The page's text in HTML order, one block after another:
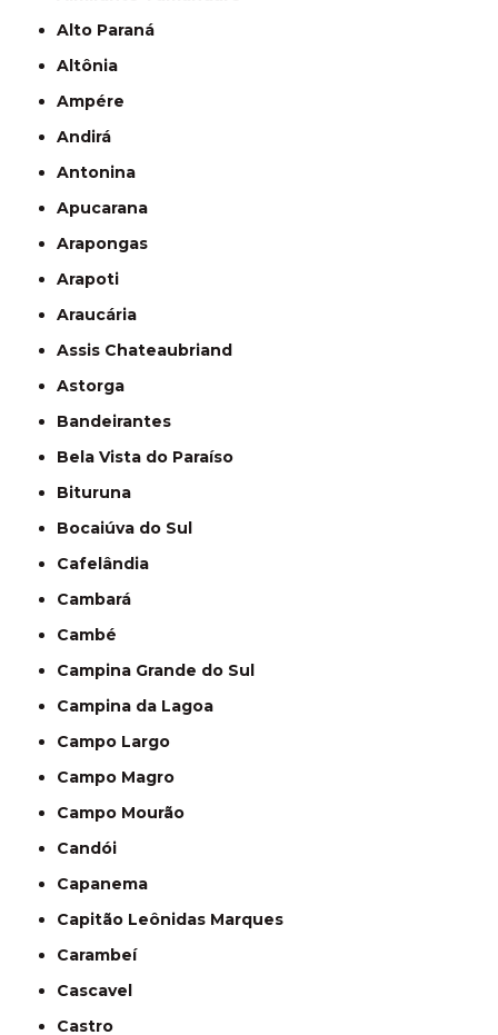
Alto Paraná
Altônia
Ampére
Andirá
Antonina
Apucarana
Arapongas
Arapoti
Araucária
Assis Chateaubriand
Astorga
Bandeirantes
Bela Vista do Paraíso
Bituruna
Bocaiúva do Sul
Cafelândia
Cambará
Cambé
Campina Grande do Sul
Campina da Lagoa
Campo Largo
Campo Magro
Campo Mourão
Candói
Capanema
Capitão Leônidas Marques
Carambeí
Cascavel
Castro